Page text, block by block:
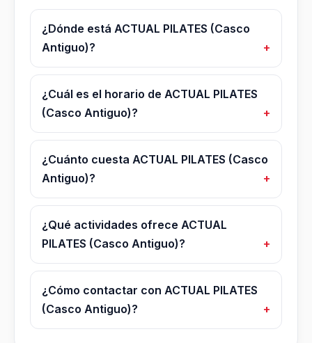
¿Dónde está ACTUAL PILATES (Casco
Antiguo)?
¿Cuál es el horario de ACTUAL PILATES
(Casco Antiguo)?
¿Cuánto cuesta ACTUAL PILATES (Casco
Antiguo)?
¿Qué actividades ofrece ACTUAL
PILATES (Casco Antiguo)?
¿Cómo contactar con ACTUAL PILATES
(Casco Antiguo)?